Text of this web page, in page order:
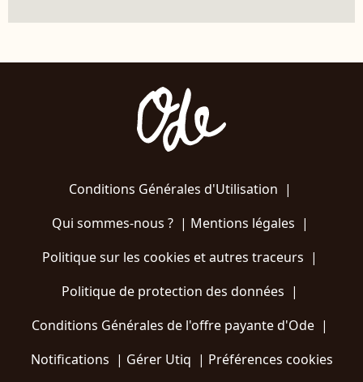
Conditions Générales d'Utilisation |
Qui sommes-nous ?| Mentions légales |
Politique sur les cookies et autres traceurs |
Politique de protection des données |
Conditions Générales de l'offre payante d'Ode |
Notifications | Gérer Utiq | Préférences cookies